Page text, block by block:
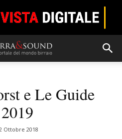
e Le Guide
Ottobre 2018